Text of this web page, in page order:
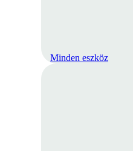
Minden eszköz